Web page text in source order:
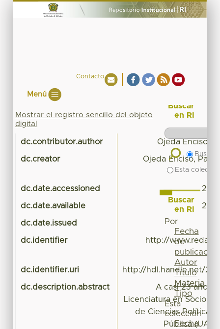
Contacto
Menú
Mostrar el registro sencillo del objeto
digital
dc.contributor.author Ojeda Enciso,
dc.creator
Ojeda Enciso,
dc.date.accessioned
dc.date.available
dc.date.issued
dc.identifier http://
dc.identifier.uri http://hdl.handle.net/
dc.description.abstract
A casi 23 años
Licenciatura en
de Ciencias Políticas
Pública
Buscar
en RI
Buscar
Esta
Buscar
en RI
Por
Fecha
de
publicación
Autor
Título
Materia
Tipo
Esta
colección
Fecha